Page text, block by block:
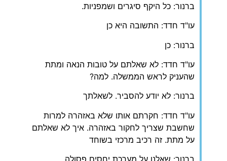
ברנור: כל היקף סיגרים ושמפניות.
עו"ד חדד: התשובה היא כן
ברנור: כן
עו"ד חדד: לא שאלתם על טובות הנאה ומתת
שהעניק לראש הממשלה. למה?
ברנור: לא יודע להסביר. לשאלתך
עו"ד חדד: חקרתם אותו שלא באזהרה למרות
שחשבת שצריך לחקור באזהרה. איך לא שאלתם
על מתת. זה רכיב מרכזי בשוחד